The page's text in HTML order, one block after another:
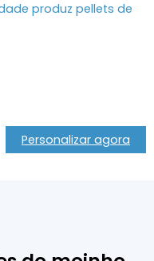
produz pellets de
Personalizar agora